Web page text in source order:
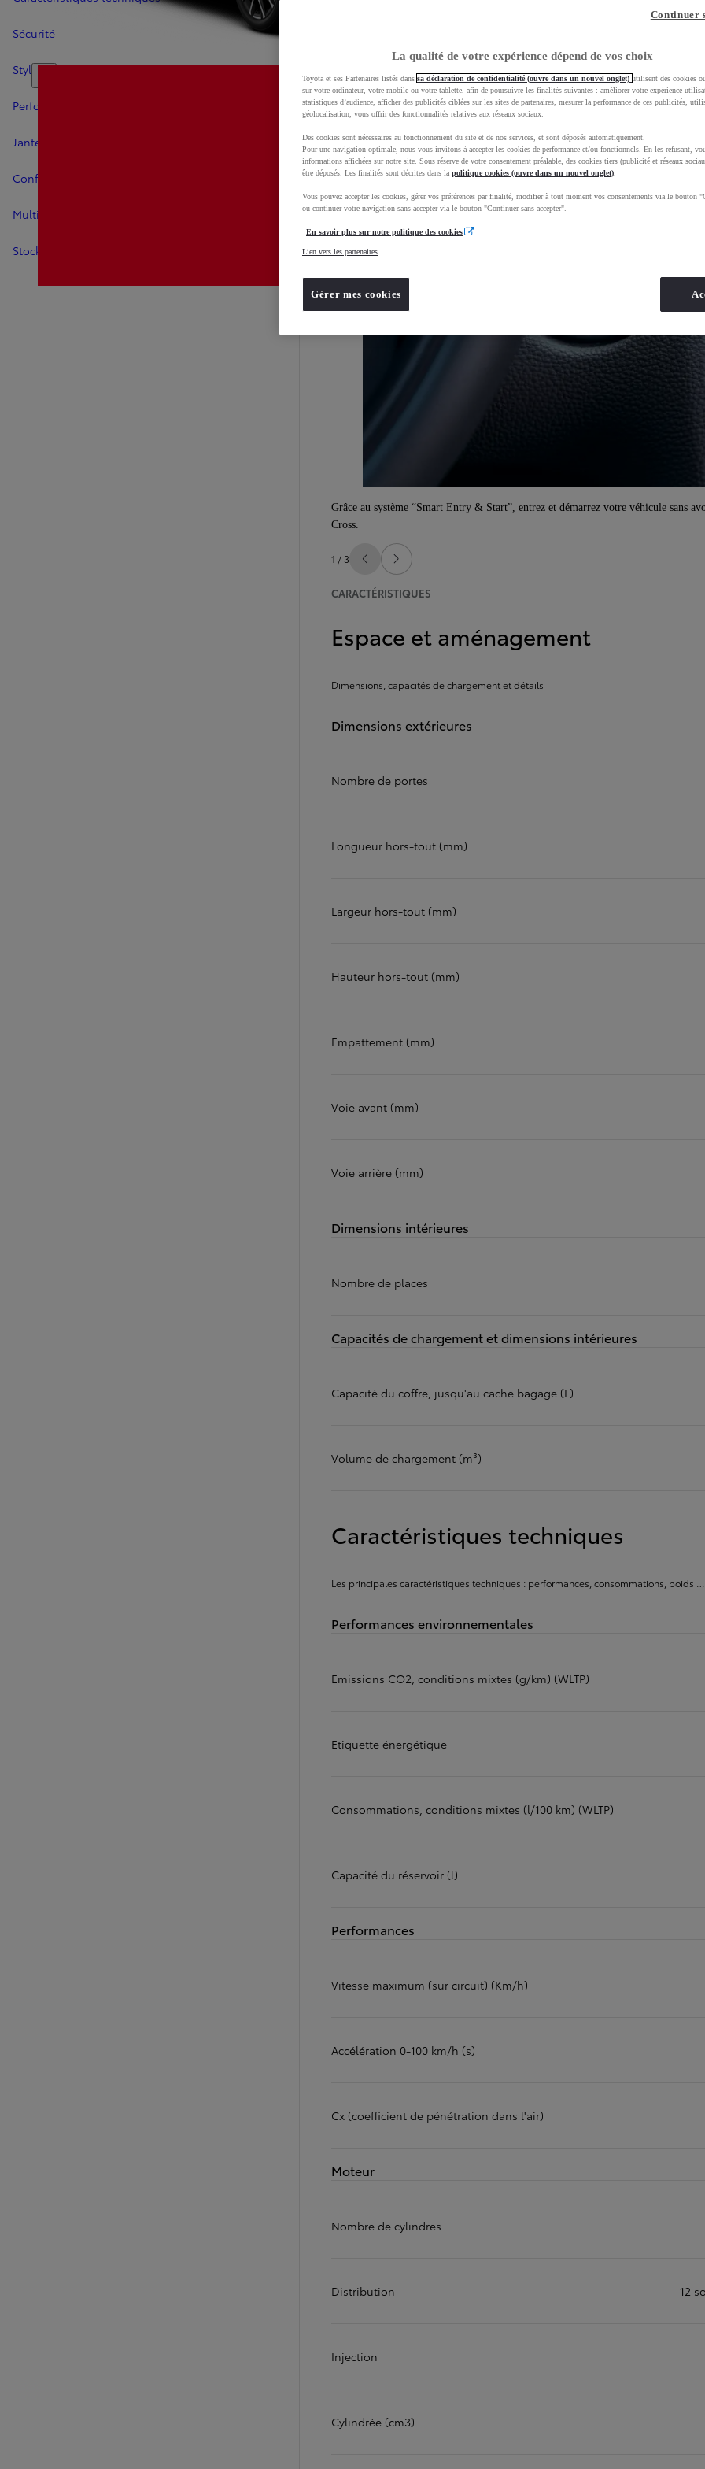
Sécurité
Style
Performances
Jantes
Confort
Multimédia
Stockage
Grâce au système “Smart Entry & Start”, entrez et démarrez votre véhicule sans
Cross.
1 / 3 Diapositive précédente
Diapositive suivante
CARACTÉRISTIQUES
Espace et aménagement
Dimensions, capacités de chargement et détails
Dimensions extérieures
Nombre de portes
Longueur hors-tout (mm)
Largeur hors-tout (mm)
Hauteur hors-tout (mm)
Empattement (mm)
Voie avant (mm)
Voie arrière (mm)
Dimensions intérieures
Nombre de places
Capacités de chargement et dimensions intérieures
Capacité du coffre, jusqu'au cache bagage (L)
Volume de chargement (m³)
Caractéristiques techniques
Les principales caractéristiques techniques : performances, consommations, poids …
Performances environnementales
Emissions CO2, conditions mixtes (g/km) (WLTP)
Etiquette énergétique
Consommations, conditions mixtes (l/100 km) (WLTP)
Capacité du réservoir (l)
Performances
Vitesse maximum (sur circuit) (Km/h)
Accélération 0-100 km/h (s)
Cx (coefficient de pénétration dans l'air)
Moteur
Nombre de cylindres
Distribution 12
Injection
Cylindrée (cm3)
La qualité de votre expérience dépend de vos choix
Toyota et ses Partenaires listés dans sa déclaration de confidentialité (ouvre dans un nouvel onglet) utilisent des cookies
sur votre ordinateur, votre mobile ou votre tablette, afin de poursuivre les finalités suivantes : améliorer votre expérience
statistiques d’audience, afficher des publicités ciblées sur les sites de partenaires, mesurer la performance de ces publicités,
géolocalisation, vous offrir des fonctionnalités relatives aux réseaux sociaux.
Des cookies sont nécessaires au fonctionnement du site et de nos services, et sont déposés automatiquement.
Pour une navigation optimale, nous vous invitons à accepter les cookies de performance et/ou fonctionnels. En les refusant,
informations affichées sur notre site. Sous réserve de votre consentement préalable, des cookies tiers (publicité et réseaux
être déposés. Les finalités sont décrites dans la politique cookies (ouvre dans un nouvel onglet)
Vous pouvez accepter les cookies, gérer vos préférences par finalité, modifier à tout moment vos consentements via le bouton
ou continuer votre navigation sans accepter via le bouton "Continuer sans accepter".
En savoir plus sur notre politique des cookies
Lien vers les partenaires
Gérer mes cookies
Continuer